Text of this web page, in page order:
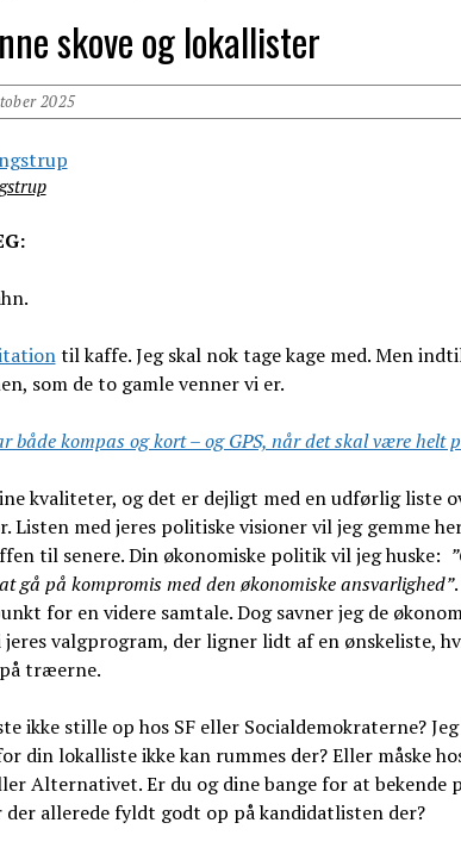
skove og lokallister
2025
til kaffe. Jeg skal nok tage kage med. Men
som de to gamle venner vi er.
både kompas og kort – og GPS, når det skal være helt
kvaliteter, og det er dejligt med en udførlig liste
Listen med jeres politiske visioner vil jeg gemme
til senere. Din økonomiske politik vil jeg huske:
gå på kompromis med den økonomiske ansvarlighed”
for en videre samtale. Dog savner jeg de
valgprogram, der ligner lidt af en ønskeliste,
træerne.
ikke stille op hos SF eller Socialdemokraterne?
din lokalliste ikke kan rummes der? Eller måske
Alternativet. Er du og dine bange for at bekende
der allerede fyldt godt op på kandidatlisten der?